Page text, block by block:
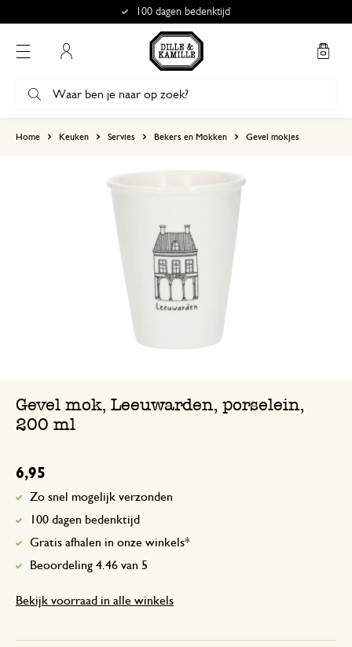
100 dagen bedenktijd
Home Keuken Servies Bekers en Mokken Gevel mokjes
Gevel mok, Leeuwarden, porselein,
200 ml
6,95
Zo snel mogelijk verzonden
100 dagen bedenktijd
Gratis afhalen in onze winkels*
Beoordeling 4.46 van 5
Bekijk voorraad in alle winkels
Enkel een score, geen toelichting